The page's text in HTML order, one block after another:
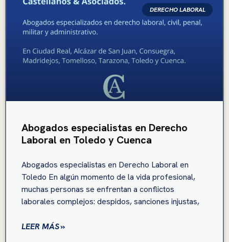
DERECHO LABORAL
Abogados especialistas en Derecho
Laboral en Toledo y Cuenca
Abogados especialistas en Derecho Laboral en
Toledo En algún momento de la vida profesional,
muchas personas se enfrentan a conflictos
laborales complejos: despidos, sanciones injustas,
LEER MÁS »